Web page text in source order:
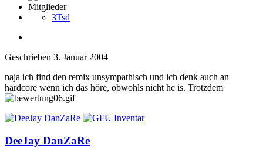
Mitglieder
3Tsd
Geschrieben 3. Januar 2004
naja ich find den remix unsympathisch und ich denk auch an
hardcore wenn ich das höre, obwohls nicht hc is. Trotzdem
DeeJay DanZaRe